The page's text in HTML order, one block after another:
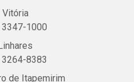
Vitória
3347-1000
8383
de Itapemirim